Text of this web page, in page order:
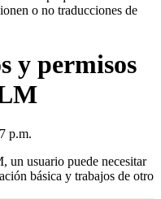
o no traducciones de
y permisos
p.m.
un usuario puede necesitar
básica y trabajos de otro